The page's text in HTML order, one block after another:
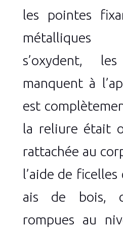
les pointes
s’oxydent,
manquent à
est
la reliure était
rattachée au
l’aide de
ais de bois,
rompues au